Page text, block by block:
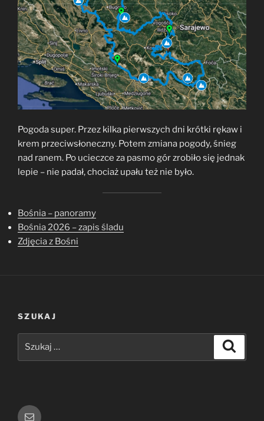
Pogoda super. Przez kilka pierwszych dni krótki rękaw i
krem przeciwsłoneczny. Potem zmiana pogody, śnieg
nad ranem. Po ucieczce za pasmo gór zrobiło się jednak
lepie – nie padał, chociaż upału też nie było.
Bośnia – panoramy
Bośnia 2026 – zapis śladu
Zdjęcia z Bośni
SZUKAJ
E-